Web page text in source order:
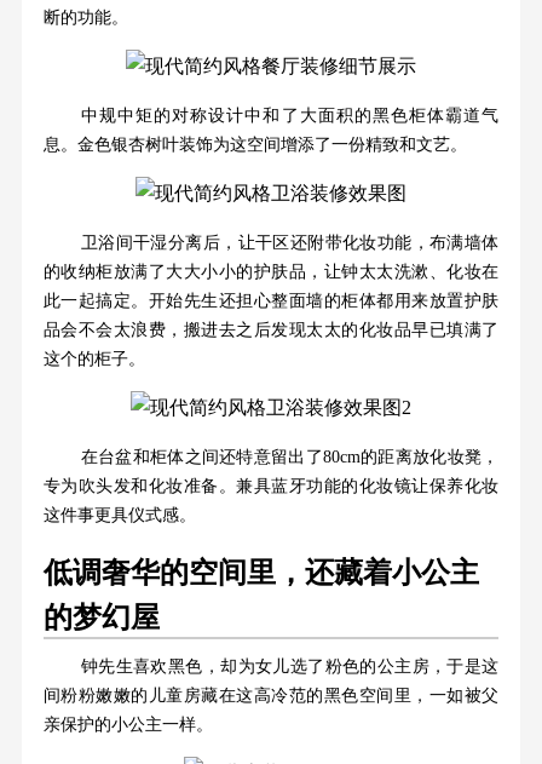
断的功能。
中规中矩的对称设计中和了大面积的黑色柜体霸道气
息。金色银杏树叶装饰为这空间增添了一份精致和文艺。
卫浴间干湿分离后，让干区还附带化妆功能，布满墙体
的收纳柜放满了大大小小的护肤品，让钟太太洗漱、化妆在
此一起搞定。开始先生还担心整面墙的柜体都用来放置护肤
品会不会太浪费，搬进去之后发现太太的化妆品早已填满了
这个的柜子。
在台盆和柜体之间还特意留出了80cm的距离放化妆凳，
专为吹头发和化妆准备。兼具蓝牙功能的化妆镜让保养化妆
这件事更具仪式感。
低调奢华的空间里，还藏着小公主
的梦幻屋
钟先生喜欢黑色，却为女儿选了粉色的公主房，于是这
间粉粉嫩嫩的儿童房藏在这高冷范的黑色空间里，一如被父
亲保护的小公主一样。